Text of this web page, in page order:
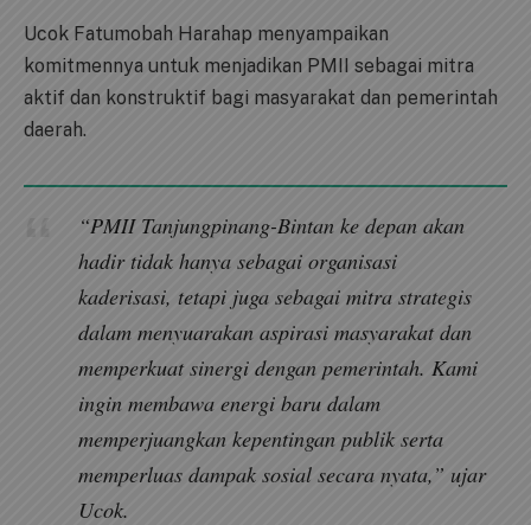
Ucok Fatumobah Harahap menyampaikan
komitmennya untuk menjadikan PMII sebagai mitra
aktif dan konstruktif bagi masyarakat dan pemerintah
daerah.
“PMII Tanjungpinang-Bintan ke depan akan
hadir tidak hanya sebagai organisasi
kaderisasi, tetapi juga sebagai mitra strategis
dalam menyuarakan aspirasi masyarakat dan
memperkuat sinergi dengan pemerintah. Kami
ingin membawa energi baru dalam
memperjuangkan kepentingan publik serta
memperluas dampak sosial secara nyata,” ujar
Ucok.